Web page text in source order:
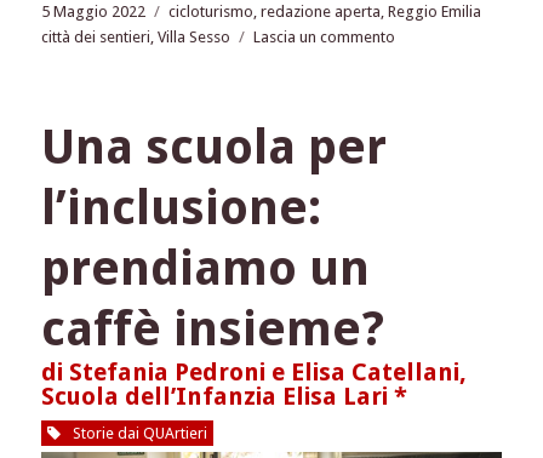
Pubblicato
il
5 Maggio 2022 Tag
cicloturismo,redazione aperta,Reggio Emilia
città dei sentieri,Villa Sesso Lascia un commento
Una scuola per
l’inclusione:
prendiamo un
caffè insieme?
di Stefania Pedroni e Elisa Catellani,
Scuola dell’Infanzia Elisa Lari *
Storie dai QUArtieri